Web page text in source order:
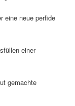
eine neue perfide
einer
gemachte